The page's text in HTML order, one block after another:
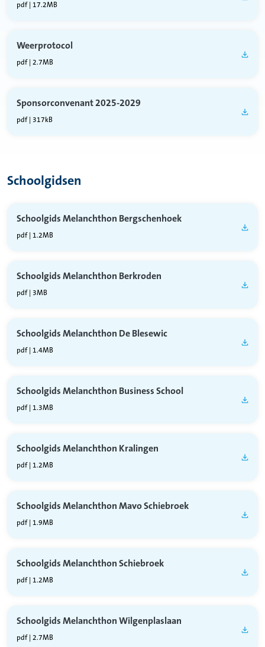
pdf | 17.2MB
Weerprotocol
pdf | 2.7MB
Sponsorconvenant 2025-2029
pdf | 317kB
Schoolgidsen
Schoolgids Melanchthon Bergschenhoek
pdf | 1.2MB
Schoolgids Melanchthon Berkroden
pdf | 3MB
Schoolgids Melanchthon De Blesewic
pdf | 1.4MB
Schoolgids Melanchthon Business School
pdf | 1.3MB
Schoolgids Melanchthon Kralingen
pdf | 1.2MB
Schoolgids Melanchthon Mavo Schiebroek
pdf | 1.9MB
Schoolgids Melanchthon Schiebroek
pdf | 1.2MB
Schoolgids Melanchthon Wilgenplaslaan
pdf | 2.7MB